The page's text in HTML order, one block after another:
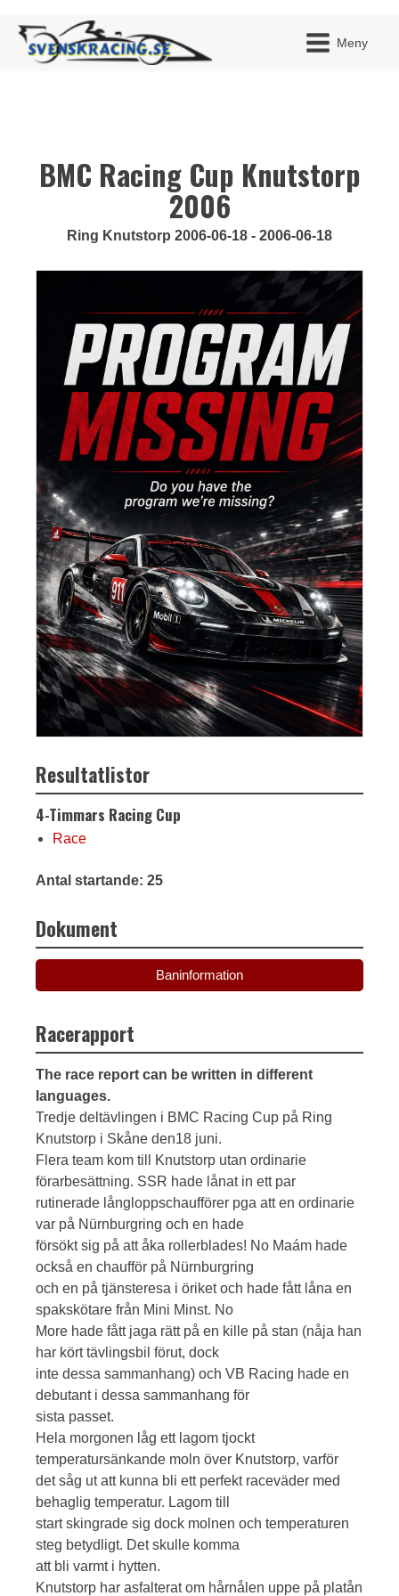
Meny
BLI
JAG
BMC Racing Cup Knutstorp
2006
Ring Knutstorp 2006-06-18 - 2006-06-18
Resultatlistor
4-Timmars Racing Cup
Race
Antal startande: 25
Dokument
Baninformation
Racerapport
The race report can be written in different
languages.
Tredje deltävlingen i BMC Racing Cup på Ring
Knutstorp i Skåne den18 juni.
Flera team kom till Knutstorp utan ordinarie
förarbesättning. SSR hade lånat in ett par
rutinerade långloppschaufförer pga att en ordinarie
var på Nürnburgring och en hade
försökt sig på att åka rollerblades! No Maám hade
också en chaufför på Nürnburgring
och en på tjänsteresa i öriket och hade fått låna en
spakskötare från Mini Minst. No
More hade fått jaga rätt på en kille på stan (nåja han
har kört tävlingsbil förut, dock
inte dessa sammanhang) och VB Racing hade en
debutant i dessa sammanhang för
sista passet.
Hela morgonen låg ett lagom tjockt
temperatursänkande moln över Knutstorp, varför
det såg ut att kunna bli ett perfekt raceväder med
behaglig temperatur. Lagom till
start skingrade sig dock molnen och temperaturen
steg betydligt. Det skulle komma
att bli varmt i hytten.
Knutstorp har asfalterat om hårnålen uppe på platån